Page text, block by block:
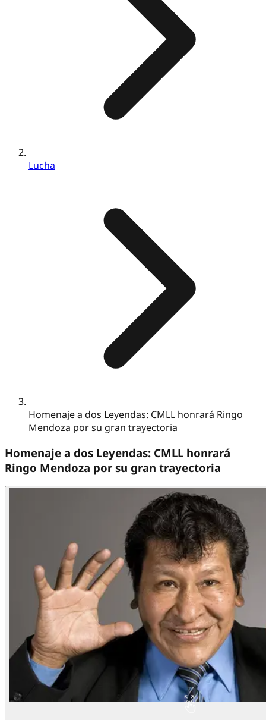
Lucha
Homenaje a dos Leyendas: CMLL honrará Ringo
Mendoza por su gran trayectoria
Homenaje a dos Leyendas: CMLL honrará
Ringo Mendoza por su gran trayectoria